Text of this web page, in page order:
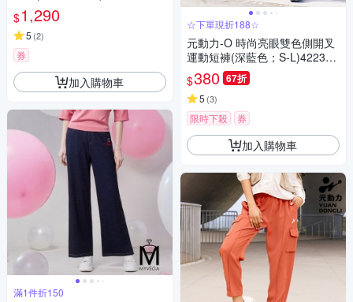
$1,290
5 (2)
券
加入購物車
滿1件折150
☆下單現折188☆
元動力-O 時尚亮眼雙色側開叉
運動短褲(深藍色；S-L)422332
6003
$380 67折
5 (3)
限時下殺 券
加入購物車